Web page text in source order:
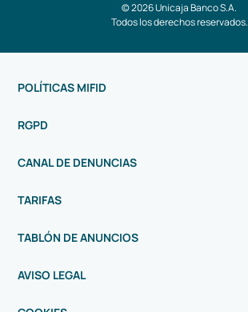
© 2026 Unicaja Banco S.A.
Todos los derechos reservados.
POLÍTICAS MIFID
RGPD
CANAL DE DENUNCIAS
TARIFAS
TABLÓN DE ANUNCIOS
AVISO LEGAL